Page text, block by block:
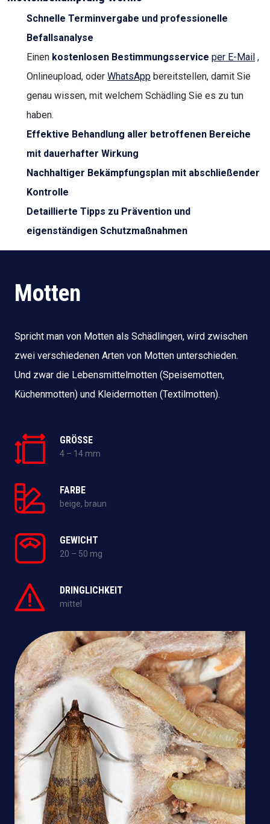
Schnelle Terminvergabe und professionelle
Befallsanalyse
Einen kostenlosen Bestimmungsservice per E-Mail ,
Onlineupload, oder WhatsApp bereitstellen, damit Sie
genau wissen, mit welchem Schädling Sie es zu tun
haben.
Effektive Behandlung aller betroffenen Bereiche
mit dauerhafter Wirkung
Nachhaltiger Bekämpfungsplan mit abschließender
Kontrolle
Detaillierte Tipps zu Prävention und
eigenständigen Schutzmaßnahmen
Motten
Spricht man von Motten als Schädlingen, wird zwischen
zwei verschiedenen Arten von Motten unterschieden.
Und zwar die Lebensmittelmotten (Speisemotten,
Küchenmotten) und Kleidermotten (Textilmotten).
GRÖSSE
4 – 14 mm
FARBE
beige, braun
GEWICHT
20 – 50 mg
DRINGLICHKEIT
mittel